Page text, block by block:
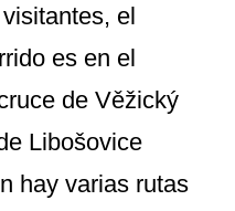
el
es en el
de Věžický
Libošovice
hay varias rutas